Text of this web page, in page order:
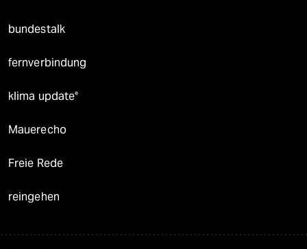
bundestalk
fernverbindung
klima update°
Mauerecho
Freie Rede
reingehen